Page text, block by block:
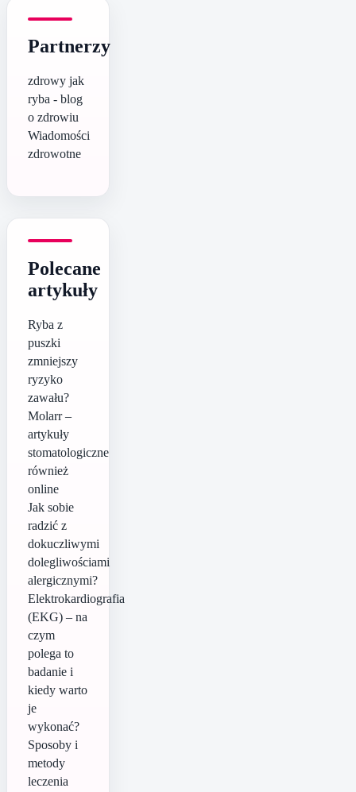
Partnerzy
zdrowy jak
ryba - blog
o zdrowiu
Wiadomości
zdrowotne
Polecane
artykuły
Ryba z
puszki
zmniejszy
ryzyko
zawału?
Molarr –
artykuły
stomatologiczne
również
online
Jak sobie
radzić z
dokuczliwymi
dolegliwościami
alergicznymi?
Elektrokardiografia
(EKG) – na
czym
polega to
badanie i
kiedy warto
je
wykonać?
Sposoby i
metody
leczenia